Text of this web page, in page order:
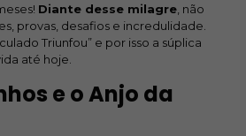
Diante desse milagre, não
provas, desafios e incredulidade.
Triunfou” e por isso a súplica
até hoje.
e o Anjo da